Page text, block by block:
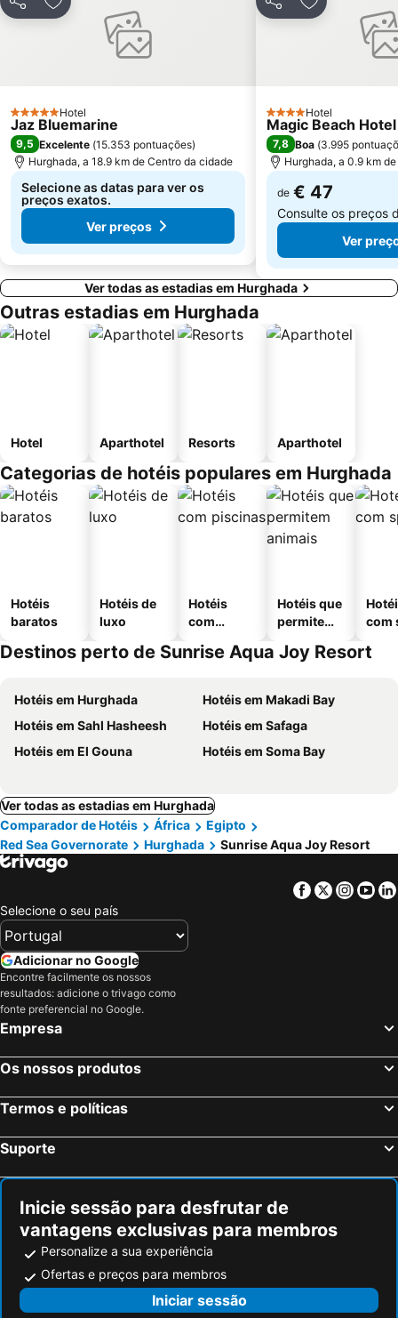
PartilharAdicionar aos favoritos
5 EstrelasHotel
Jaz Bluemarine
9,5 Excelente (15.353 pontuações)
Hurghada, a 18.9 km de Centro da cidade
Selecione as datas para ver os
preços exatos.
Ver preços
PartilharAdicionar
4 Estrelas
Hotel
Magic Beach
7,8 Boa (3.995
Hurghada, a 0.9 km
de € 47
Consulte os preços
Ver
Ver todas as estadias em Hurghada
Outras estadias em Hurghada
Hotel Aparthotel Resorts Aparthotel
Categorias de hotéis populares em Hurghada
Hotéis
baratos
Hotéis de
luxo
Hotéis
com
Hotéis que
permitem
com
Destinos perto de Sunrise Aqua Joy Resort
Hotéis em Hurghada
Hotéis em Makadi Bay
Hotéis em Sahl Hasheesh
Hotéis em Safaga
Hotéis em El Gouna
Hotéis em Soma Bay
Ver todas as estadias em Hurghada
Comparador de Hotéis
África
Egipto
Red Sea Governorate
Hurghada Sunrise Aqua Joy Resort
Facebook
Twitter
Selecione o seu país
Adicionar no Google
Encontre facilmente os nossos
resultados: adicione o trivago como
fonte preferencial no Google.
Empresa
Os nossos produtos
Termos e políticas
Suporte
Inicie sessão para desfrutar de
vantagens exclusivas para membros
Personalize a sua experiência
Ofertas e preços para membros
Iniciar sessão